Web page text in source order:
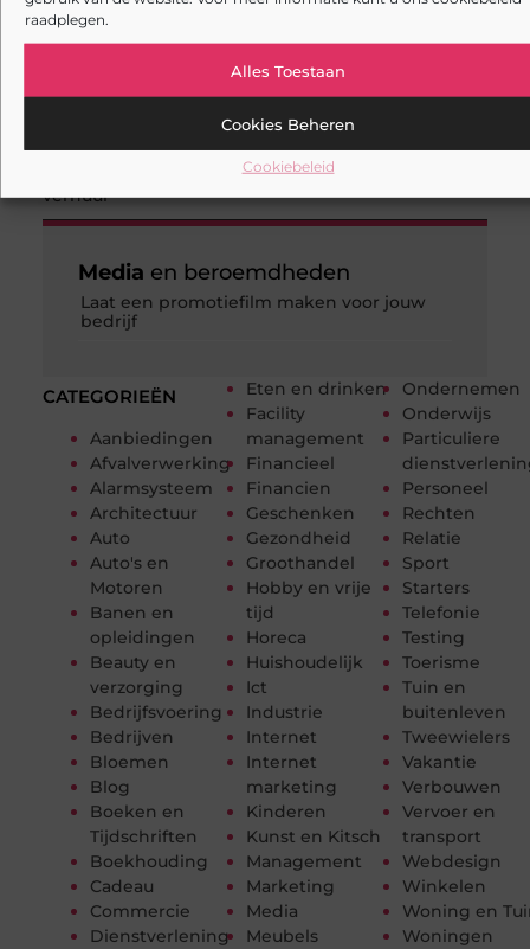
raadplegen.
Alles Toestaan
Cookies Beheren
Cookiebeleid
Tuinontwerp in regio Ridderkerk als decor voor
zakelijke ontmoetingen
Overwaarde benutten met hulp van een
assurantiekantoor in Arnhem
Een slotenmaker in Rosmalen voor uw Airbnb-
verhuur
CATEGORIEËN
Aanbiedingen
Afvalverwerking
Alarmsysteem
Architectuur
Auto
Auto's en
Motoren
Banen en
opleidingen
Beauty en
verzorging
Bedrijfsvoering
Bedrijven
Bloemen
Blog
Boeken en
Tijdschriften
Boekhouding
Cadeau
Commercie
Dienstverlening
Eten en drinken
Facility
management
Financieel
Financien
Geschenken
Gezondheid
Groothandel
Hobby en vrije
tijd
Horeca
Huishoudelijk
Ict
Industrie
Internet
Internet
marketing
Kinderen
Kunst en Kitsch
Management
Marketing
Media
Meubels
Ondernemen
Onderwijs
Particuliere
Personeel
Rechten
Relatie
Sport
Starters
Telefonie
Testing
Toerisme
Tuin en
buitenleven
Tweewielers
Vakantie
Verbouwen
Vervoer en
transport
Webdesign
Winkelen
Woning en
Woningen
Media en beroemdheden
Laat een promotiefilm maken voor jouw
bedrijf